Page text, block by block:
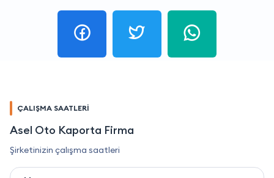
ÇALIŞMA SAATLERİ
Asel Oto Kaporta Firma
Şirketinizin çalışma saatleri